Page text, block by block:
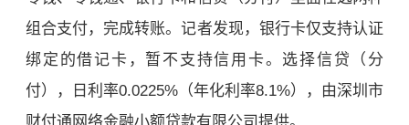
组合支付，完成转账。记者发现，银行卡仅支持认证
绑定的借记卡，暂不支持信用卡。选择信贷（分
付），日利率0.0225%（年化利率8.1%），由深圳市
财付通网络金融小额贷款有限公司提供。